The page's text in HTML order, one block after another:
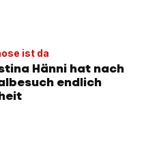
ist da
Hänni hat nach
endlich